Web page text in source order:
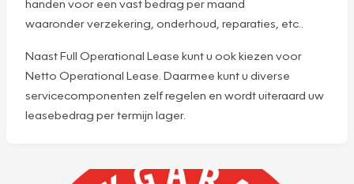
handen voor een vast bedrag per maand
waaronder verzekering, onderhoud, reparaties, etc..
Naast Full Operational Lease kunt u ook kiezen voor
Netto Operational Lease. Daarmee kunt u diverse
servicecomponenten zelf regelen en wordt uiteraard uw
leasebedrag per termijn lager.